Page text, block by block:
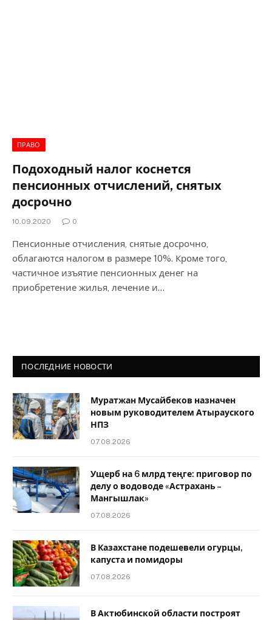
ПРАВО
Подоходный налог коснется
пенсионных отчислений, снятых
досрочно
10.09.2020 0
Пенсионные отчисления, снятые досрочно,
облагаются налогом в размере 10%. Кроме того,
частичное изъятие пенсионных денег на
приобретение жилья, лечение и…
ПОСЛЕДНИЕ НОВОСТИ
Муратжан Мусайбеков назначен
новым руководителем Атырауского
НПЗ
07.08.2026
Ущерб на 6 млрд теңге: приговор по
делу о водоводе «Астрахань –
Мангышлак»
07.08.2026
В Казахстане подешевели огурцы,
капуста и помидоры
07.08.2026
В Актюбинской области построят